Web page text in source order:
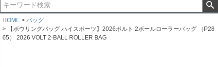
HOME
バッグ
【ボウリングバッグ ハイスポーツ】2026ボルト 2ボールローラーバッグ （P28
65） 2026 VOLT 2-BALL ROLLER BAG